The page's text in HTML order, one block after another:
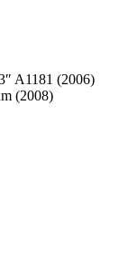
A1181 (2006)
(2008)